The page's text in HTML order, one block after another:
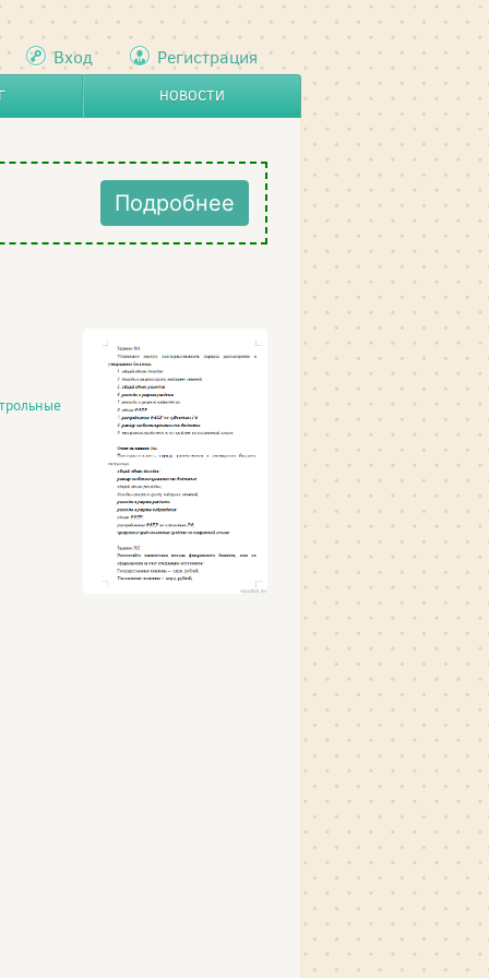
Вход Регистрация
НОВОСТИ
Подробнее